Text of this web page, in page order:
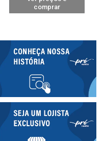
comprar